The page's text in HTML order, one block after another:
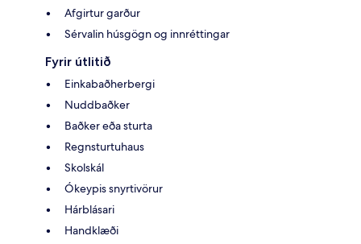
Afgirtur garður
Sérvalin húsgögn og innréttingar
Fyrir útlitið
Einkabaðherbergi
Nuddbaðker
Baðker eða sturta
Regnsturtuhaus
Skolskál
Ókeypis snyrtivörur
Hárblásari
Handklæði